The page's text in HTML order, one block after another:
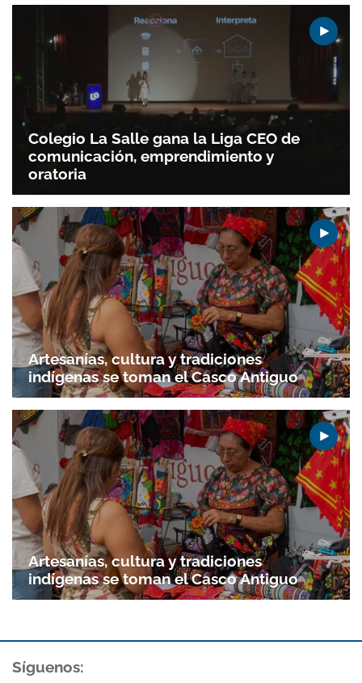
Colegio La Salle gana la Liga CEO de
comunicación, emprendimiento y
oratoria
Artesanías, cultura y tradiciones
indígenas se toman el Casco Antiguo
Artesanías, cultura y tradiciones
indígenas se toman el Casco Antiguo
Síguenos: